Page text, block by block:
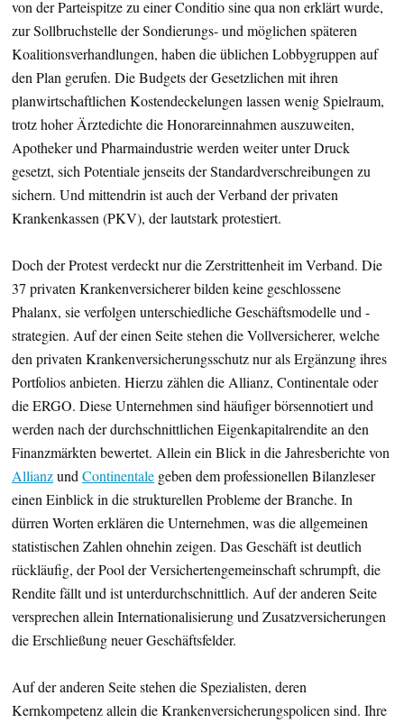
von der Parteispitze zu einer Conditio sine qua non erklärt wurde,
zur Sollbruchstelle der Sondierungs- und möglichen späteren
Koalitionsverhandlungen, haben die üblichen Lobbygruppen auf
den Plan gerufen. Die Budgets der Gesetzlichen mit ihren
planwirtschaftlichen Kostendeckelungen lassen wenig Spielraum,
trotz hoher Ärztedichte die Honorareinnahmen auszuweiten,
Apotheker und Pharmaindustrie werden weiter unter Druck
gesetzt, sich Potentiale jenseits der Standardverschreibungen zu
sichern. Und mittendrin ist auch der Verband der privaten
Krankenkassen (PKV), der lautstark protestiert.
Doch der Protest verdeckt nur die Zerstrittenheit im Verband. Die
37 privaten Krankenversicherer bilden keine geschlossene
Phalanx, sie verfolgen unterschiedliche Geschäftsmodelle und -
strategien. Auf der einen Seite stehen die Vollversicherer, welche
den privaten Krankenversicherungsschutz nur als Ergänzung ihres
Portfolios anbieten. Hierzu zählen die Allianz, Continentale oder
die ERGO. Diese Unternehmen sind häufiger börsennotiert und
werden nach der durchschnittlichen Eigenkapitalrendite an den
Finanzmärkten bewertet. Allein ein Blick in die Jahresberichte von
Allianzund Continentale geben dem professionellen Bilanzleser
einen Einblick in die strukturellen Probleme der Branche. In
dürren Worten erklären die Unternehmen, was die allgemeinen
statistischen Zahlen ohnehin zeigen. Das Geschäft ist deutlich
rückläufig, der Pool der Versichertengemeinschaft schrumpft, die
Rendite fällt und ist unterdurchschnittlich. Auf der anderen Seite
versprechen allein Internationalisierung und Zusatzversicherungen
die Erschließung neuer Geschäftsfelder.
Auf der anderen Seite stehen die Spezialisten, deren
Kernkompetenz allein die Krankenversicherungspolicen sind. Ihre